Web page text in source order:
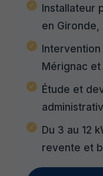
Installateur
en
Mérignac
Étude et
Du 3 au 12
revente et